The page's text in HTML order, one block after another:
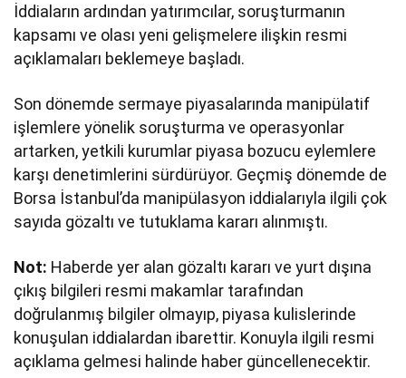
İddiaların ardından yatırımcılar, soruşturmanın
kapsamı ve olası yeni gelişmelere ilişkin resmi
açıklamaları beklemeye başladı.
Son dönemde sermaye piyasalarında manipülatif
işlemlere yönelik soruşturma ve operasyonlar
artarken, yetkili kurumlar piyasa bozucu eylemlere
karşı denetimlerini sürdürüyor. Geçmiş dönemde de
Borsa İstanbul’da manipülasyon iddialarıyla ilgili çok
sayıda gözaltı ve tutuklama kararı alınmıştı.
Not: Haberde yer alan gözaltı kararı ve yurt dışına
çıkış bilgileri resmi makamlar tarafından
doğrulanmış bilgiler olmayıp, piyasa kulislerinde
konuşulan iddialardan ibarettir. Konuyla ilgili resmi
açıklama gelmesi halinde haber güncellenecektir.